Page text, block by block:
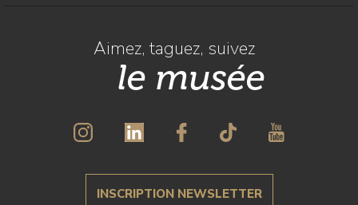
Aimez, taguez, suivez
le musée
INSCRIPTION NEWSLETTER